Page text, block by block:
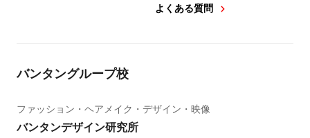
よくある質問
バンタングループ校
ファッション・ヘアメイク・デザイン・映像
バンタンデザイン研究所